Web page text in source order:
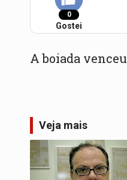
0
Gostei
A boiada venceu
Veja mais